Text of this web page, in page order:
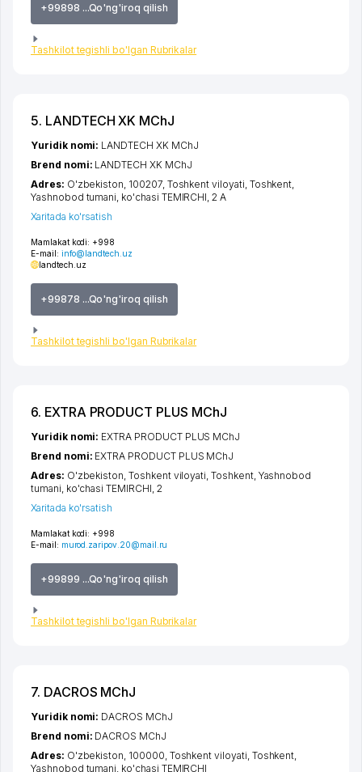
+99898 ...Qo'ng'iroq qilish
Tashkilot tegishli bo'lgan Rubrikalar
5. LANDTECH XK MChJ
Mamlakat kodi: +998
E-mail: info@landtech.uz
landtech.uz
+99878 ...Qo'ng'iroq qilish
Tashkilot tegishli bo'lgan Rubrikalar
Yuridik nomi: LANDTECH XK MChJ
Brend nomi: LANDTECH XK MChJ
Adres: O'zbekiston, 100207, Toshkent viloyati Toshkent
Yashnobod tumani ko'chasi TEMIRCHI , 2 A
Xaritada ko'rsatish
6. EXTRA PRODUCT PLUS MChJ
Mamlakat kodi: +998
E-mail: murod.zaripov.20@mail.ru
+99899 ...Qo'ng'iroq qilish
Tashkilot tegishli bo'lgan Rubrikalar
Yuridik nomi: EXTRA PRODUCT PLUS MChJ
Brend nomi: EXTRA PRODUCT PLUS MChJ
Adres: O'zbekiston,Toshkent viloyati,Toshkent, Yashnobod
tumani, ko'chasi TEMIRCHI, 2
Xaritada ko'rsatish
7. DACROS MChJ
Yuridik nomi: DACROS MChJ
Brend nomi: DACROS MChJ
Adres: O'zbekiston, 100000, Toshkent viloyati, Toshkent,
Yashnobod tumani, ko'chasi TEMIRCHI